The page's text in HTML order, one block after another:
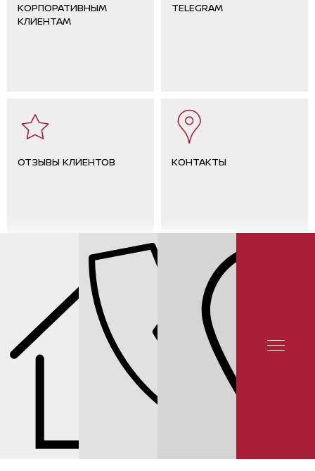
КОРПОРАТИВНЫМ
КЛИЕНТАМ
TELEGRAM
ОТЗЫВЫ КЛИЕНТОВ КОНТАКТЫ
ЦЕНЫ НА ЗАПЧАСТИ KIA RIO 3
СТОЙКИ АМОРТИЗАТОРА KIA RIO 3-QB
СТОЙКА АМОРТИЗАТОРА ПЕРЕДНЯЯ ПРАВАЯ KAYABA 338108 НА KIA RIO 3-
QB, ЦЕНА 6 332 ₽.
© 2025 YUNION MOTORS, OOO